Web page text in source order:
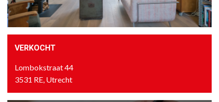
VERKOCHT
Lombokstraat 44
3531 RE, Utrecht